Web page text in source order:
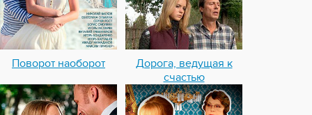
Поворот наоборот
Дорога, ведущая к
счастью